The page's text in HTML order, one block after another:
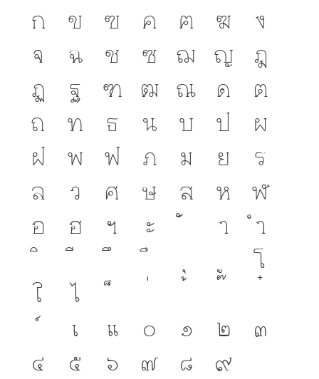
ก ข ฃ ค ฅ ฆ
ง
จ
ฉ ช ซ ฌ ญ
ฎ
ฏ
ฐ ฑ ฒ ณ ด
ต
ถ
ท ธ น บ ป
ผ
ฝ
พ ฟ ภ ม ย
ร
ล
ว ศ ษ ส ห
ฬ
อ
ฮ ฯ ะ า
ำ
โ
ใ
ไ
เ
แ ๐ ๑ ๒
๓
๔
๕ ๖ ๗ ๘ ๙